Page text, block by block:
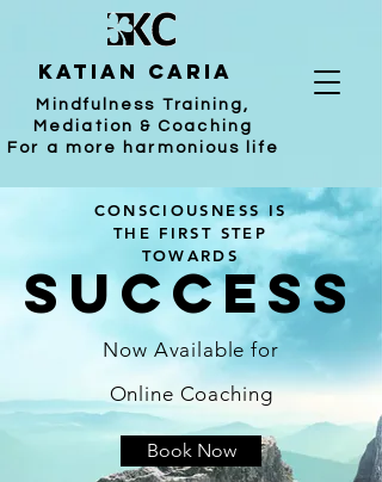
katian caria
Mindfulness Training,
Mediation & Coaching
For a more harmonious life
CONSCIOUSNESS IS
THE FIRST STEP
TOWARDS
SUCCESS
Now Available for
Online Coaching
Book Now